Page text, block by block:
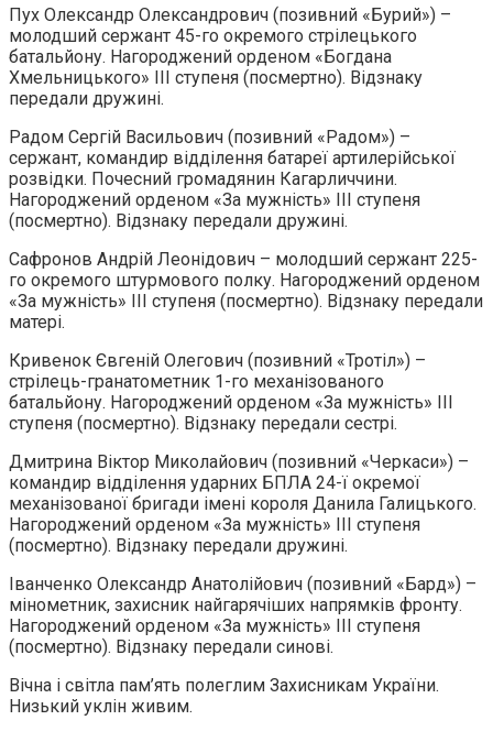
Пух Олександр Олександрович (позивний «Бурий») –
молодший сержант 45-го окремого стрілецького
батальйону. Нагороджений орденом «Богдана
Хмельницького» III ступеня (посмертно). Відзнаку
передали дружині.
Радом Сергій Васильович (позивний «Радом») –
сержант, командир відділення батареї артилерійської
розвідки. Почесний громадянин Кагарличчини.
Нагороджений орденом «За мужність» III ступеня
(посмертно). Відзнаку передали дружині.
Сафронов Андрій Леонідович – молодший сержант 225-
го окремого штурмового полку. Нагороджений орденом
«За мужність» III ступеня (посмертно). Відзнаку передали
матері.
Кривенок Євгеній Олегович (позивний «Тротіл») –
стрілець-гранатометник 1-го механізованого
батальйону. Нагороджений орденом «За мужність» III
ступеня (посмертно). Відзнаку передали сестрі.
Дмитрина Віктор Миколайович (позивний «Черкаси») –
командир відділення ударних БПЛА 24-ї окремої
механізованої бригади імені короля Данила Галицького.
Нагороджений орденом «За мужність» III ступеня
(посмертно). Відзнаку передали дружині.
Іванченко Олександр Анатолійович (позивний «Бард») –
мінометник, захисник найгарячіших напрямків фронту.
Нагороджений орденом «За мужність» III ступеня
(посмертно). Відзнаку передали синові.
Вічна і світла пам’ять полеглим Захисникам України.
Низький уклін живим.